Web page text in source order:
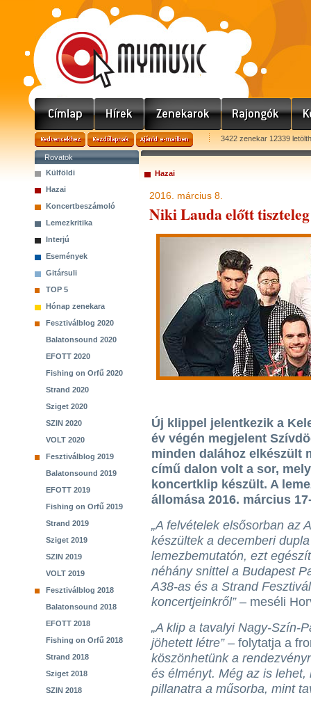
3422 zenekar 12339
Rovatok
Külföldi
Hazai
Koncertbeszámoló
Lemezkritika
Interjú
Események
Gitársuli
TOP 5
Hónap zenekara
Fesztiválblog 2020
Balatonsound 2020
EFOTT 2020
Fishing on Orfű 2020
Strand 2020
Sziget 2020
SZIN 2020
VOLT 2020
Fesztiválblog 2019
Balatonsound 2019
EFOTT 2019
Fishing on Orfű 2019
Strand 2019
Sziget 2019
SZIN 2019
VOLT 2019
Fesztiválblog 2018
Balatonsound 2018
EFOTT 2018
Fishing on Orfű 2018
Strand 2018
Sziget 2018
SZIN 2018
Hazai
2016. március 8.
Niki Lauda előtt
Új klippel jelentkezik a
év végén megjelent
minden dalához elkészült
című dalon volt a sor,
koncertklip készült. A
állomása 2016. március
„A felvételek elsősorban az
készültek a decemberi dupla
lemezbemutatón, ezt
néhány snittel a Budapest
A38-as és a Strand
koncertjeinkről”– meséli
„A klip a tavalyi Nagy-Szín-
jöhetett létre”– folytatja a
köszönhetünk a
és élményt. Még az is
pillanatra a műsorba, mint